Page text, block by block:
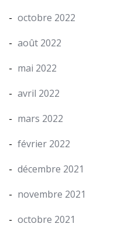
octobre 2022
août 2022
mai 2022
avril 2022
mars 2022
février 2022
décembre 2021
novembre 2021
octobre 2021